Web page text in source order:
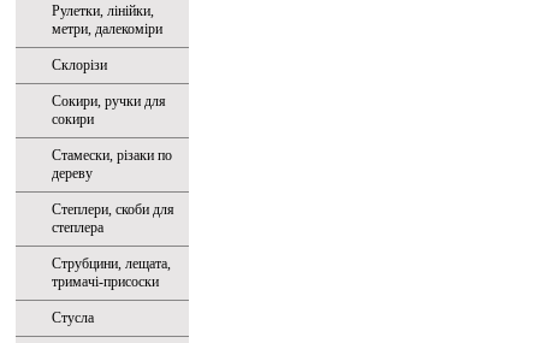
Рулетки, лінійки,
метри, далекоміри
Склорізи
Сокири, ручки для
сокири
Стамески, різаки по
дереву
Степлери, скоби для
степлера
Струбцини, лещата,
тримачі-присоски
Стусла